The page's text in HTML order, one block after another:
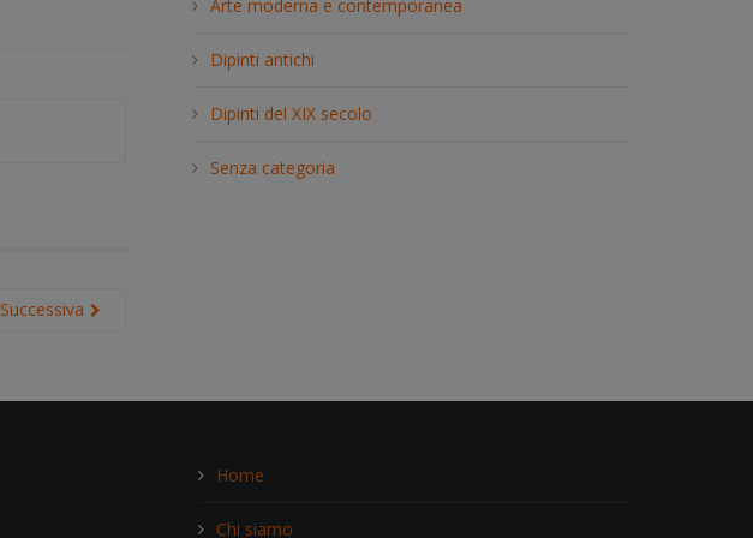
Successiva
h
Arte moderna e contemporanea
Dipinti antichi
Dipinti del XIX secolo
Senza categoria
Home
Chi siamo